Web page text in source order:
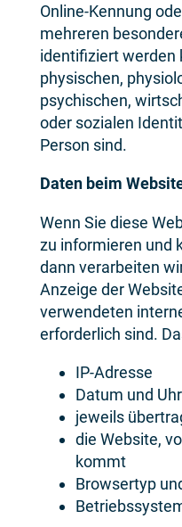
Online-Kennung
mehreren
identifiziert werden
physischen,
psychischen,
oder sozialen
Person sind.
Daten beim
Wenn Sie diese
zu informieren und
dann verarbeiten
Anzeige der
verwendeten
erforderlich sind.
IP-Adresse
Datum und
jeweils
die Website,
kommt
Browsertyp